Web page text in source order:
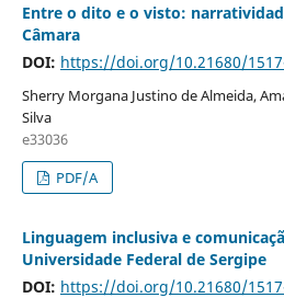
Entre o dito e o visto:
Câmara
DOI: https://doi.org/10.21680/
Sherry Morgana Justino de Almeida,
Silva
e33036
PDF/A
Linguagem inclusiva e
Universidade Federal de Sergipe
DOI: https://doi.org/10.21680/